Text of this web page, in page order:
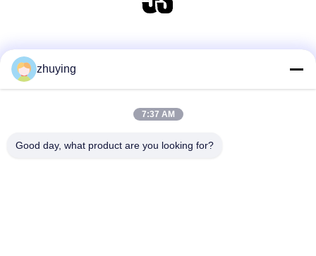
Snel contact
Tel
zhuying
7:37 AM
Good day, what product are you looking for?